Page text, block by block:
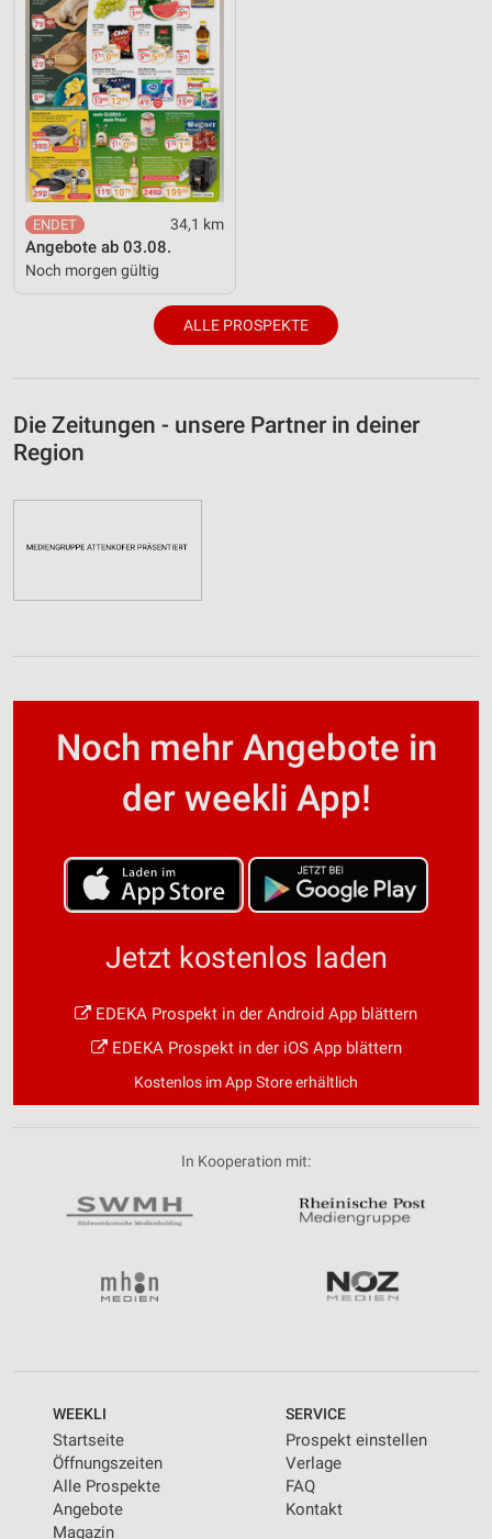
34,1 km
Angebote ab 03.08.
Noch morgen gültig
ALLE PROSPEKTE
Die Zeitungen - unsere Partner in deiner
Region
Noch mehr Angebote in
der weekli App!
Jetzt kostenlos laden
EDEKA Prospekt in der Android App blättern
EDEKA Prospekt in der iOS App blättern
Kostenlos im App Store erhältlich
In Kooperation mit:
WEEKLI
Startseite
Öffnungszeiten
Alle Prospekte
Angebote
Magazin
SERVICE
Prospekt einstellen
Verlage
FAQ
Kontakt